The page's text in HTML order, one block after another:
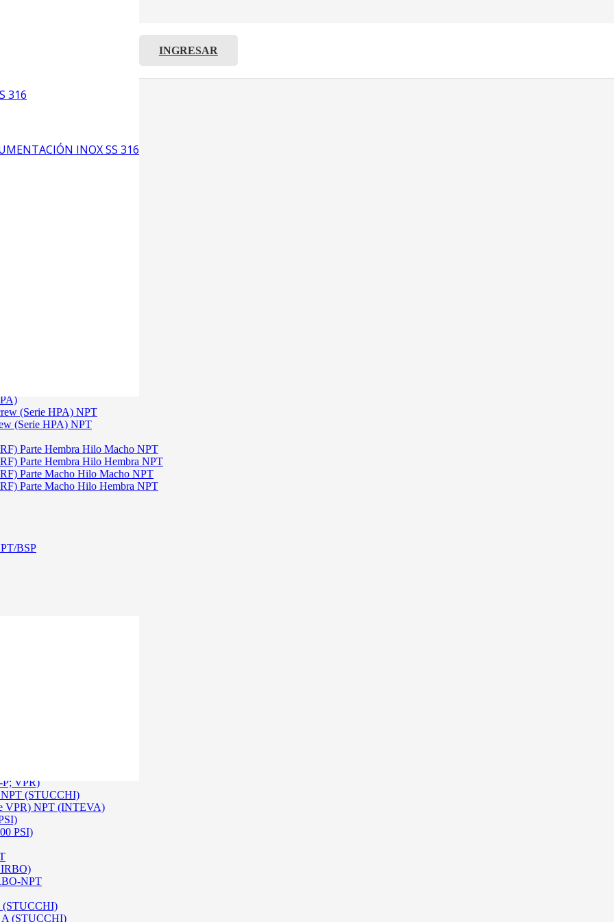
316
INOX SS 316
INGRESAR
(Serie HPA) NPT
(Serie HPA) NPT
Parte Hembra Hilo Macho NPT
Parte Hembra Hilo Hembra NPT
Parte Macho Hilo Macho NPT
Parte Macho Hilo Hembra NPT
BSP
P; VPR)
NPT (STUCCHI)
VPR) NPT (INTEVA)
PSI)
IRBO)
NPT
(STUCCHI)
A (STUCCHI)